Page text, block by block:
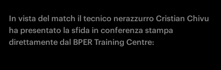
In vista del match il tecnico nerazzurro Cristian Chivu
ha presentato la sfida in conferenza stampa
direttamente dal BPER Training Centre: